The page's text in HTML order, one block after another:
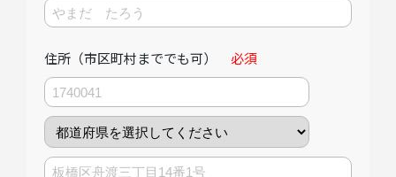
住所（市区町村まででも可） 必須